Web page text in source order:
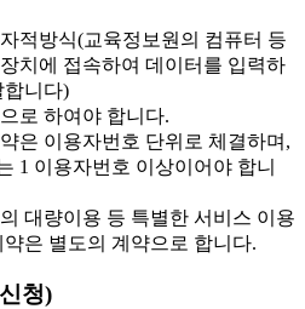
적방식(교육정보원의 컴퓨터 등
치에 접속하여 데이터를 입력하
합니다)
로 하여야 합니다.
은 이용자번호 단위로 체결하며,
1 이용자번호 이상이어야 합니
대량이용 등 특별한 서비스 이용
약은 별도의 계약으로 합니다.
청)